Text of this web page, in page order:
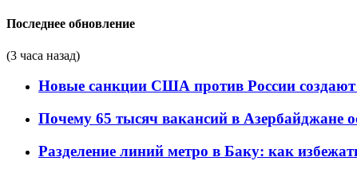
Последнее обновление
(3 часа назад)
Новые санкции США против России
Почему 65 тысяч вакансий в Азербайджане
Разделение линий метро в Баку: как